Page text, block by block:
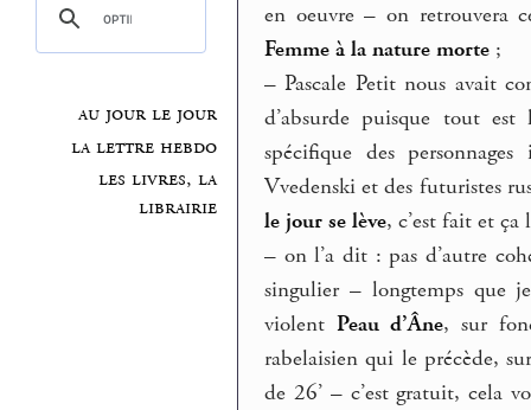
au jour le jour
la lettre hebdo
les livres, la
librairie
en oeuvre – on retrouvera
Femme à la nature morte ;
– Pascale Petit nous avait
d’absurde puisque tout
spécifique des
Vvedenski et des futuristes
le jour se lève, c’est fait et
– on l’a dit : pas d’autre
singulier – longtemps que
violent Peau d’Âne, sur
rabelaisien qui le précède,
de 26’ – c’est gratuit, cela